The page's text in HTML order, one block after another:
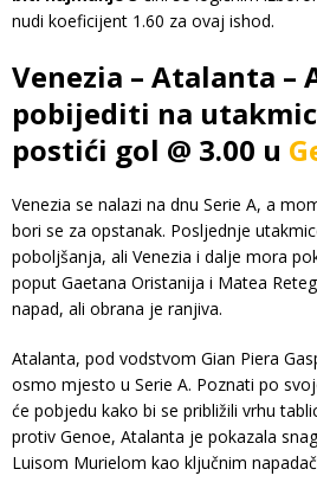
nudi koeficijent 1.60 za ovaj ishod.
Venezia – Atalanta –
pobijediti na
postići gol @ 3.00 u
Venezia se nalazi na dnu Serie A, a
bori se za opstanak. Posljednje
poboljšanja, ali Venezia i dalje mora
poput Gaetana Oristanija i Matea
napad, ali obrana je ranjiva.
Atalanta, pod vodstvom Gian Piera
osmo mjesto u Serie A. Poznati po
će pobjedu kako bi se približili vrhu
protiv Genoe, Atalanta je pokazala
Luisom Murielom kao ključnim